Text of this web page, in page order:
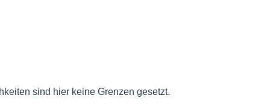
sind hier keine Grenzen gesetzt.